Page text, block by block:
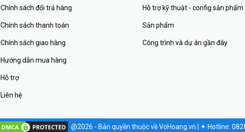
Chính sách đổi trả hàng
Chính sách thanh toán
Chính sách giao hàng
Hướng dẫn mua hàng
Hỗ trợ
Liên hệ
Hỗ trợ kỹ thuật - config sản phẩm
Sản phẩm
Công trình và dự án gần đây
@2026 - Bản quyền thuộc về VoHoang.vn ✦ Hotline: